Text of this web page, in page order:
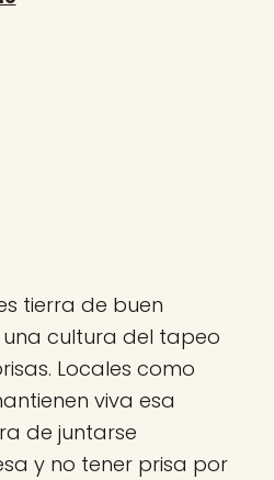
tierra de buen
cultura del tapeo
Locales como
viva esa
de juntarse
y no tener prisa por